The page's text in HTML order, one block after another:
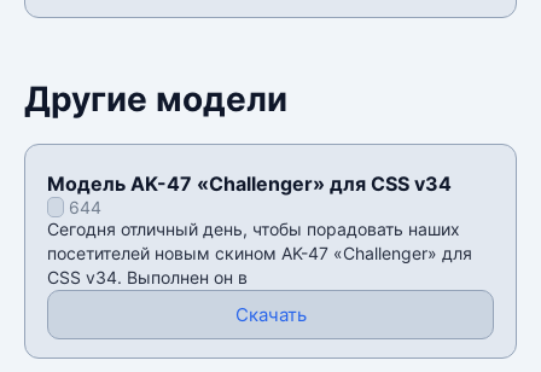
Другие модели
Модель AK-47 «Challenger» для CSS v34
644
Сегодня отличный день, чтобы порадовать наших
посетителей новым скином AK-47 «Challenger» для
CSS v34. Выполнен он в
Скачать